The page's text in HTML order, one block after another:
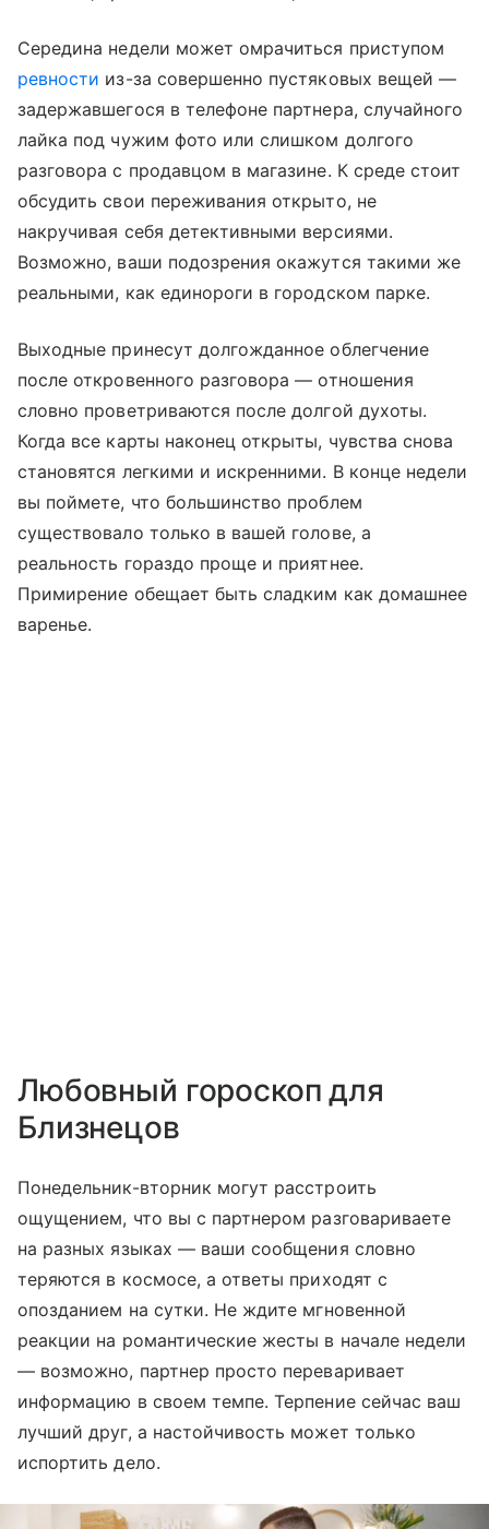
Середина недели может омрачиться приступом
ревности из-за совершенно пустяковых вещей —
задержавшегося в телефоне партнера, случайного
лайка под чужим фото или слишком долгого
разговора с продавцом в магазине. К среде стоит
обсудить свои переживания открыто, не
накручивая себя детективными версиями.
Возможно, ваши подозрения окажутся такими же
реальными, как единороги в городском парке.
Выходные принесут долгожданное облегчение
после откровенного разговора — отношения
словно проветриваются после долгой духоты.
Когда все карты наконец открыты, чувства снова
становятся легкими и искренними. В конце недели
вы поймете, что большинство проблем
существовало только в вашей голове, а
реальность гораздо проще и приятнее.
Примирение обещает быть сладким как домашнее
варенье.
Любовный гороскоп для
Близнецов
Понедельник-вторник могут расстроить
ощущением, что вы с партнером разговариваете
на разных языках — ваши сообщения словно
теряются в космосе, а ответы приходят с
опозданием на сутки. Не ждите мгновенной
реакции на романтические жесты в начале недели
— возможно, партнер просто переваривает
информацию в своем темпе. Терпение сейчас ваш
лучший друг, а настойчивость может только
испортить дело.